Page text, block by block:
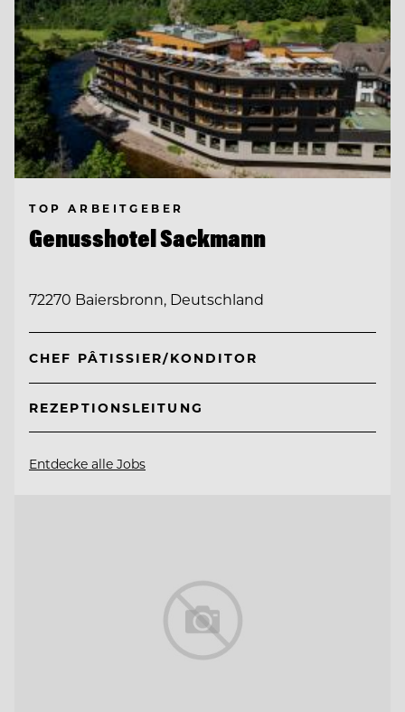
TOP ARBEITGEBER
Genusshotel Sackmann
72270 Baiersbronn, Deutschland
CHEF PÂTISSIER/KONDITOR
REZEPTIONSLEITUNG
Entdecke alle Jobs